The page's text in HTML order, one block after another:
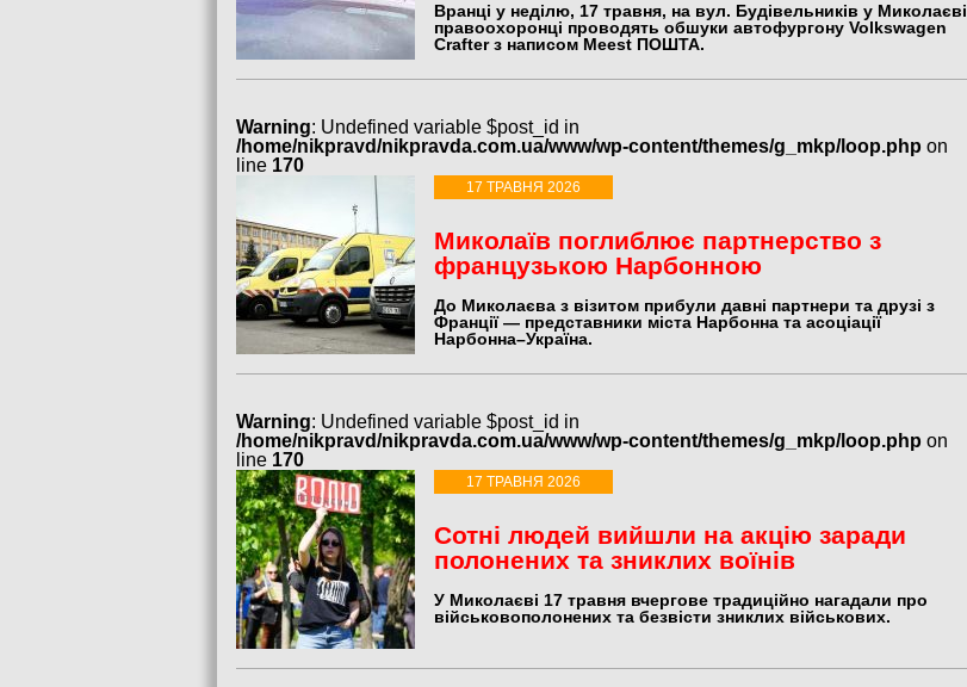
Вранці у неділю, 17 травня, на вул. Будівельників у Миколаєві
правоохоронці проводять обшуки автофургону Volkswagen
Crafter з написом Meest ПОШТА.
Warning: Undefined variable $post_id in
/home/nikpravd/nikpravda.com.ua/www/wp-content/themes/g_mkp/loop.php on
line 170
17 ТРАВНЯ 2026
Миколаїв поглиблює партнерство з
французькою Нарбонною
До Миколаєва з візитом прибули давні партнери та друзі з
Франції — представники міста Нарбонна та асоціації
Нарбонна–Україна.
Warning: Undefined variable $post_id in
/home/nikpravd/nikpravda.com.ua/www/wp-content/themes/g_mkp/loop.php on
line 170
17 ТРАВНЯ 2026
Сотні людей вийшли на акцію заради
полонених та зниклих воїнів
У Миколаєві 17 травня вчергове традиційно нагадали про
військовополонених та безвісти зниклих військових.